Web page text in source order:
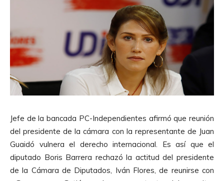
Jefe de la bancada PC-Independientes afirmó que reunión
del presidente de la cámara con la representante de Juan
Guaidó vulnera el derecho internacional. Es así que el
diputado Boris Barrera rechazó la actitud del presidente
de la Cámara de Diputados, Iván Flores, de reunirse con